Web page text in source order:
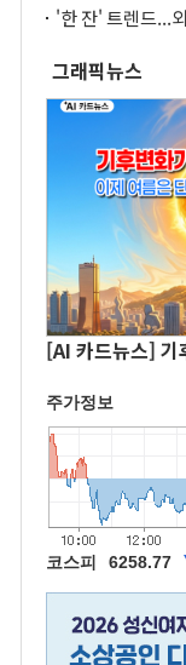
'한 잔' 트렌드...
그래픽뉴스
[AI 카드뉴스] 기